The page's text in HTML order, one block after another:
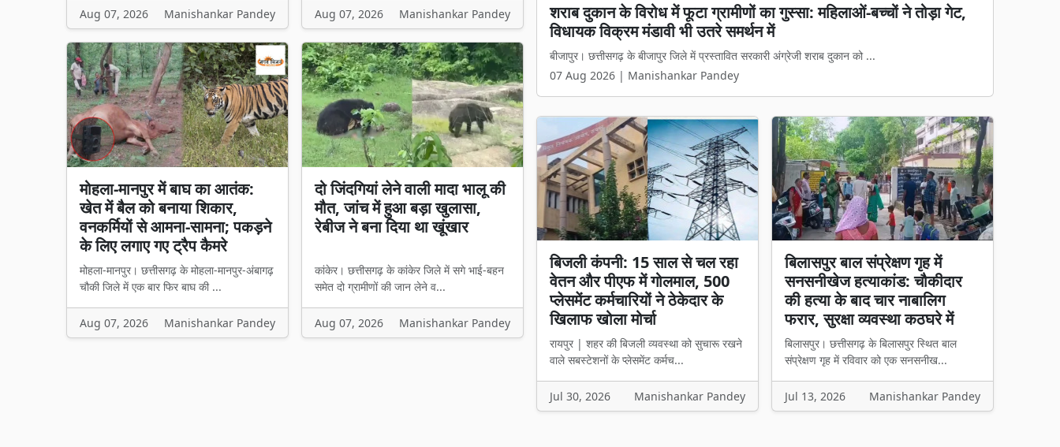
Aug 07, 2026 Manishankar Pandey Aug 07, 2026 Manishankar Pandey
मोहला-मानपुर में बाघ का आतंक:
खेत में बैल को बनाया शिकार,
वनकर्मियों से आमना-सामना; पकड़ने
के लिए लगाए गए ट्रैप कैमरे
मोहला-मानपुर। छत्तीसगढ़ के मोहला-मानपुर-अंबागढ़
चौकी जिले में एक बार फिर बाघ की ...
Aug 07, 2026 Manishankar Pandey
दो जिंदगियां लेने वाली मादा भालू की
मौत, जांच में हुआ बड़ा खुलासा,
रेबीज ने बना दिया था खूंखार
कांकेर। छत्तीसगढ़ के कांकेर जिले में सगे भाई-बहन
समेत दो ग्रामीणों की जान लेने व...
Aug 07, 2026 Manishankar Pandey
'छोटी-छोटी नोकझोंक तलाक का आधार नहीं'... हाईकोर्ट ने फैमिली कोर्ट की
डिक्री रद्द की, मानसिक क्रूरता पर सुनाया अहम फैसला
बिलासपुर। वैवाहिक विवाद से जुड़े एक महत्वपूर्ण मामले में छत्तीसगढ़ हाईकोर्ट ने ब...
07 Aug 2026 | Manishankar Pandey
बिजली कंपनी: 15 साल से चल रहा
वेतन और पीएफ में गोलमाल, 500
प्लेसमेंट कर्मचारियों ने ठेकेदार के
खिलाफ खोला मोर्चा
रायपुर | शहर की बिजली व्यवस्था को सुचारू रखने
वाले सबस्टेशनों के प्लेसमेंट कर्मच...
Jul 30, 2026 Manishankar Pandey
बिलासपुर बाल संप्रेक्षण गृह में
सनसनीखेज हत्याकांड: चौकीदार
की हत्या के बाद चार नाबालिग
फरार, सुरक्षा व्यवस्था कठघरे में
बिलासपुर। छत्तीसगढ़ के बिलासपुर स्थित बाल
संप्रेक्षण गृह में रविवार को एक सनसनीख...
Jul 13, 2026 Manishankar Pandey